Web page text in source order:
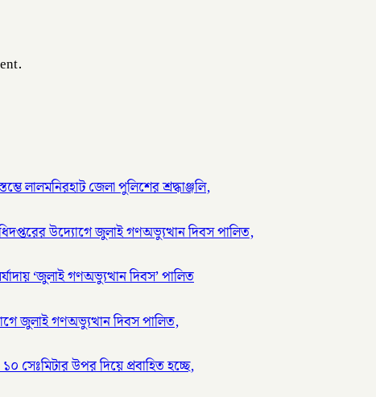
লালমনিরহাট জেলা পুলিশের শ্রদ্ধাঞ্জলি,
উদ্যোগে জুলাই গণঅভ্যুত্থান দিবস পালিত,
‘জুলাই গণঅভ্যুত্থান দিবস’ পালিত
জুলাই গণঅভ্যুত্থান দিবস পালিত,
১০ সেঃমিটার উপর দিয়ে প্রবাহিত হচ্ছে,